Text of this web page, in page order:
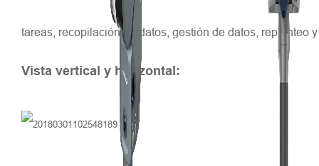
tareas, recopilación de datos, gestión de datos, replanteo
Vista vertical y horizontal: